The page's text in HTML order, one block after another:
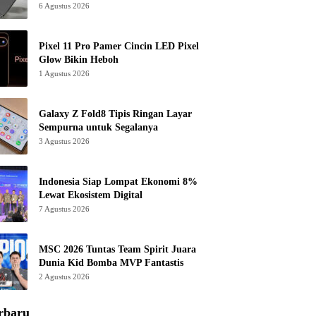
6 Agustus 2026
Pixel 11 Pro Pamer Cincin LED Pixel
Glow Bikin Heboh
1 Agustus 2026
Galaxy Z Fold8 Tipis Ringan Layar
Sempurna untuk Segalanya
3 Agustus 2026
Indonesia Siap Lompat Ekonomi 8%
Lewat Ekosistem Digital
7 Agustus 2026
MSC 2026 Tuntas Team Spirit Juara
Dunia Kid Bomba MVP Fantastis
2 Agustus 2026